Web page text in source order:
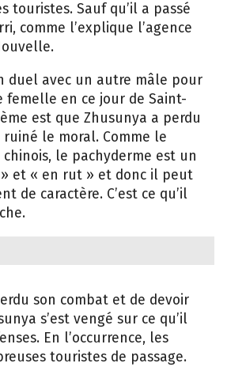
touristes. Sauf qu’il a passé
comme l’explique l’agence
duel avec un autre mâle pour
femelle en ce jour de Saint-
est que Zhusunya a perdu
le moral. Comme le
le pachyderme est un
et « en rut » et donc il peut
de caractère. C’est ce qu’il
son combat et de devoir
s’est vengé sur ce qu’il
En l’occurrence, les
touristes de passage.